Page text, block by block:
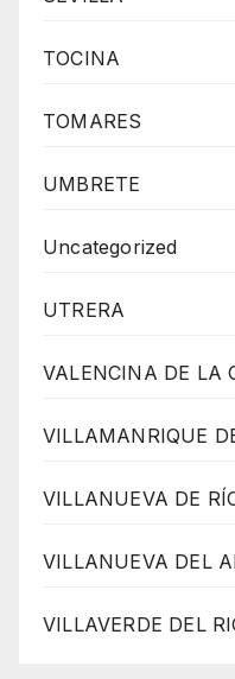
TOCINA
TOMARES
UMBRETE
Uncategorized
UTRERA
VALENCINA DE LA
VILLAMANRIQUE
VILLANUEVA DE
VILLANUEVA DEL
VILLAVERDE DEL